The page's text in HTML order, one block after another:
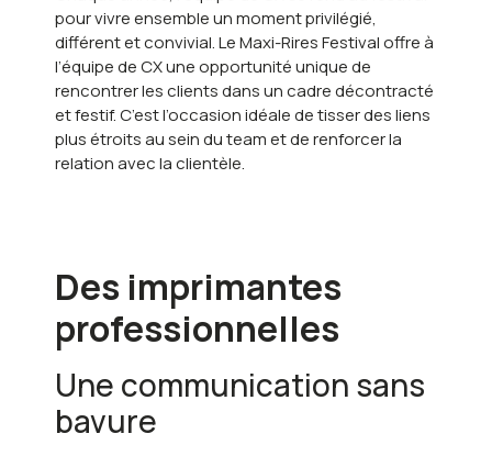
pour vivre ensemble un moment privilégié,
différent et convivial. Le Maxi-Rires Festival offre à
l’équipe de CX une opportunité unique de
rencontrer les clients dans un cadre décontracté
et festif. C’est l’occasion idéale de tisser des liens
plus étroits au sein du team et de renforcer la
relation avec la clientèle.
Des imprimantes
professionnelles
Une communication sans
bavure